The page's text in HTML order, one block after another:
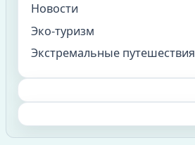
Новости
Эко-туризм
Экстремальные путешествия